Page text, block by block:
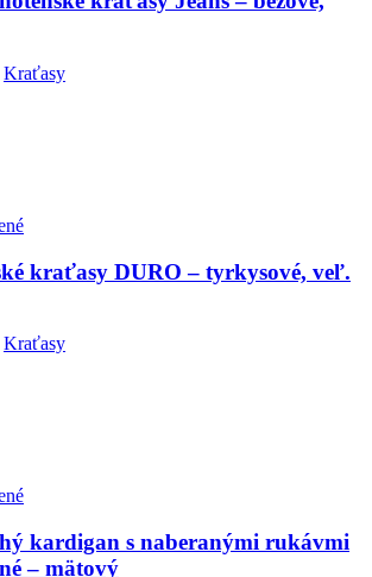
Kraťasy
kraťasy DURO – tyrkysové, veľ.
Kraťasy
kardigan s naberanými rukávmi
– mätový